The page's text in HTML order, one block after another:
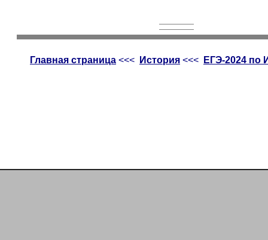
Главная страница <<< История <<< ЕГЭ-2024 по